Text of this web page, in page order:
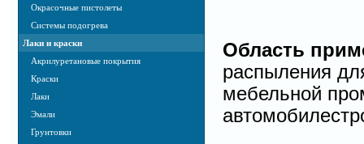
Окрасочные пистолеты
Системы подогрева
Лаки и краски
Акрилуретановые покрытия
Краски
Лаки
Эмали
Грунтовки
Область
распыления
мебельной